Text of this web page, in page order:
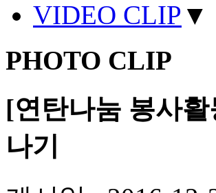
VIDEO CLIP ▼
PHOTO CLIP
[연탄나눔 봉사
나기